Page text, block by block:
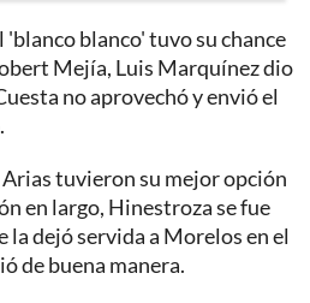
blanco' tuvo su chance
Mejía, Luis Marquínez dio
no aprovechó y envió el
tuvieron su mejor opción
en largo, Hinestroza se fue
la dejó servida a Morelos en el
de buena manera.